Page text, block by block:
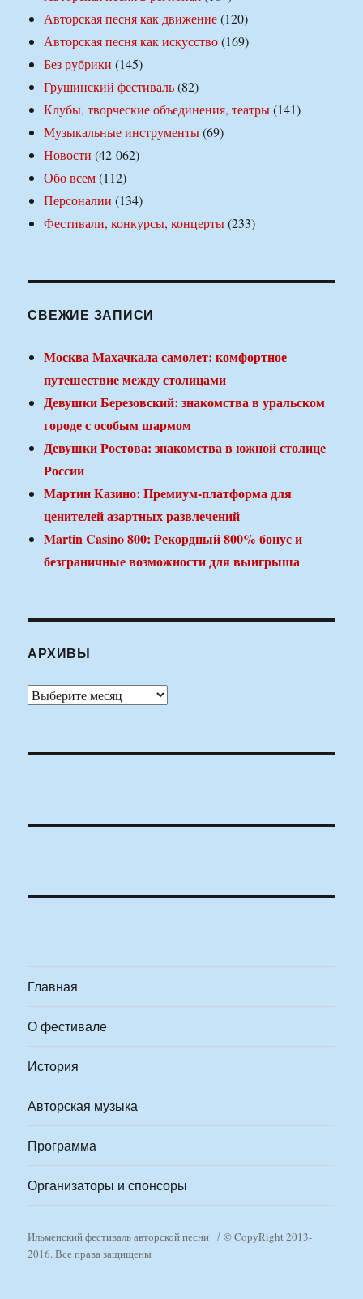
Авторская песня как движение(120)
Авторская песня как искусство(169)
Без рубрики (145)
Грушинский фестиваль(82)
Клубы, творческие объединения, театры(141)
Музыкальные инструменты(69)
Новости (42 062)
Обо всем(112)
Персоналии (134)
Фестивали, конкурсы, концерты(233)
СВЕЖИЕ ЗАПИСИ
Москва Махачкала самолет: комфортное
путешествие между столицами
Девушки Березовский: знакомства в уральском
городе с особым шармом
Девушки Ростова: знакомства в южной столице
России
Мартин Казино: Премиум-платформа для
ценителей азартных развлечений
Martin Casino 800: Рекордный 800% бонус и
безграничные возможности для выигрыша
АРХИВЫ
Архивы
Главная
О фестивале
История
Авторская музыка
Программа
Организаторы и спонсоры
Ильменский фестиваль авторской песни
© CopyRight 2013-
2016. Все права защищены